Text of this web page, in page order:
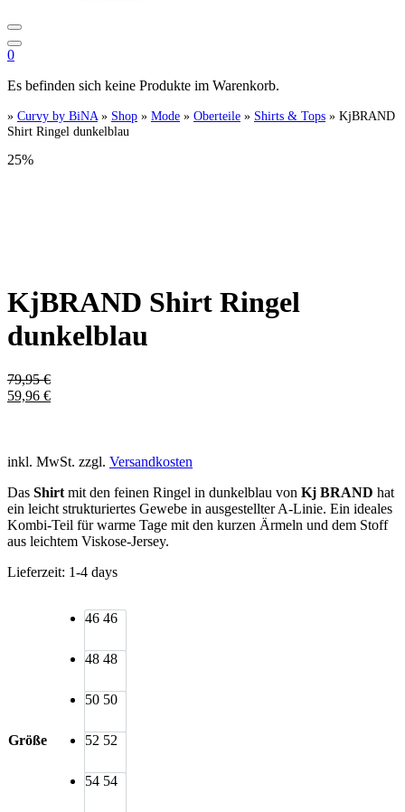
0
Es befinden sich keine Produkte im Warenkorb.
» Curvy by BiNA » Shop » Mode » Oberteile » Shirts & Tops » KjBRAND
Shirt Ringel dunkelblau
25%
KjBRAND Shirt Ringel
dunkelblau
79,95€
59,96 €
inkl. MwSt. zzgl. Versandkosten
Das Shirtmit den feinen Ringel in dunkelblau von Kj BRAND hat
ein leicht strukturiertes Gewebe in ausgestellter A-Linie. Ein ideales
Kombi-Teil für warme Tage mit den kurzen Ärmeln und dem Stoff
aus leichtem Viskose-Jersey.
Lieferzeit: 1-4 days
Größe
46 46
48 48
50 50
52 52
54 54